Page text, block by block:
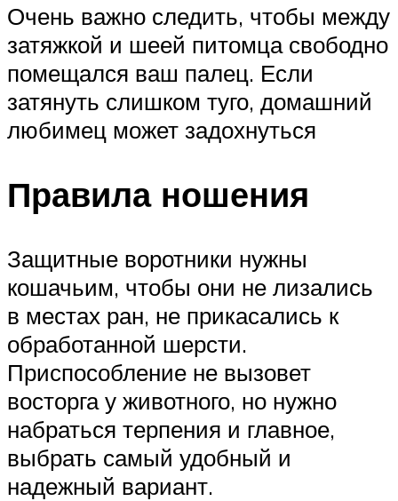
Очень важно следить, чтобы между
затяжкой и шеей питомца свободно
помещался ваш палец. Если
затянуть слишком туго, домашний
любимец может задохнуться
Правила ношения
Защитные воротники нужны
кошачьим, чтобы они не лизались
в местах ран, не прикасались к
обработанной шерсти.
Приспособление не вызовет
восторга у животного, но нужно
набраться терпения и главное,
выбрать самый удобный и
надежный вариант.